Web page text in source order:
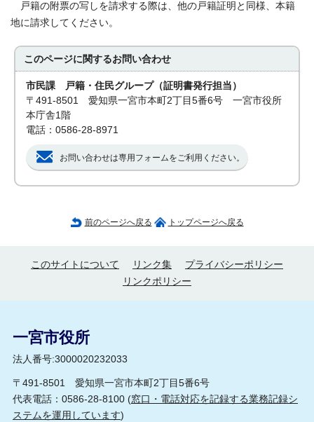
戸籍の附票の写しを請求する際は、他の戸籍証明と同様、本籍
地に請求してください。
このページに関するお問い合わせ
市民課 戸籍・住民グループ（証明書発行担当）
〒491-8501 愛知県一宮市本町2丁目5番6号 一宮市役所
本庁舎1階
電話：0586-28-8971
お問い合わせは専用フォームをご利用ください。
前のページへ戻る トップページへ戻る
このサイトについて リンク集
プライバシーポリシー
リンクポリシー
一宮市役所
法人番号:3000020232033
〒491-8501 愛知県一宮市本町2丁目5番6号
代表電話：0586-28-8100 (窓口・電話対応を記録する業務記録シ
ステムを運用しています)